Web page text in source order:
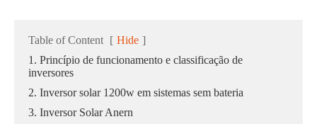
Table of Content [ Hide ]
1. Princípio de funcionamento e classificação de
inversores
2. Inversor solar 1200w em sistemas sem bateria
3. Inversor Solar Anern